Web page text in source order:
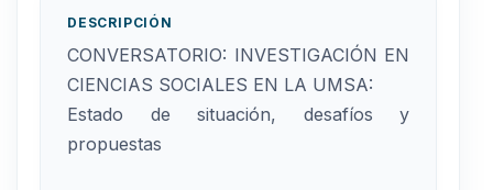
DESCRIPCIÓN
CONVERSATORIO: INVESTIGACIÓN EN
CIENCIAS SOCIALES EN LA UMSA:
Estado de situación, desafíos y
propuestas